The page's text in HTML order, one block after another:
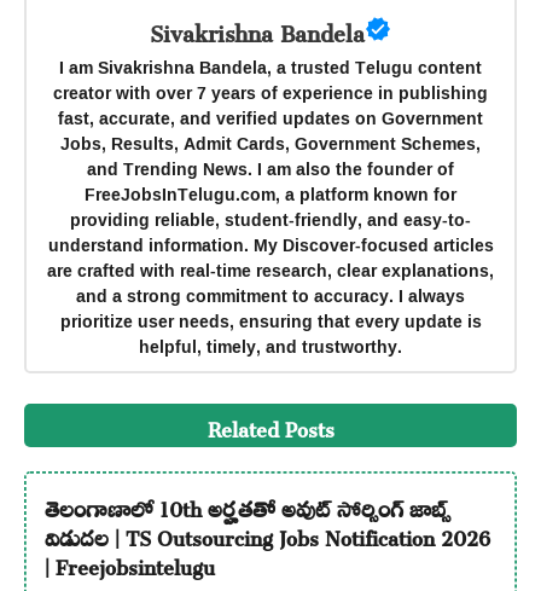
Sivakrishna Bandela
I am Sivakrishna Bandela, a trusted Telugu content
creator with over 7 years of experience in publishing
fast, accurate, and verified updates on Government
Jobs, Results, Admit Cards, Government Schemes,
and Trending News. I am also the founder of
FreeJobsInTelugu.com, a platform known for
providing reliable, student-friendly, and easy-to-
understand information. My Discover-focused articles
are crafted with real-time research, clear explanations,
and a strong commitment to accuracy. I always
prioritize user needs, ensuring that every update is
helpful, timely, and trustworthy.
Related Posts
తెలంగాణాలో 10th అర్హతతో అవుట్ సోర్సింగ్ జాబ్స్
విడుదల | TS Outsourcing Jobs Notification 2026
| Freejobsintelugu